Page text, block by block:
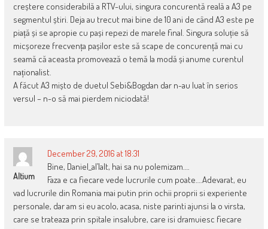
creștere considerabilă a RTV-ului, singura concurentă reală a A3 pe
segmentul știri. Deja au trecut mai bine de 10 ani de când A3 este pe
piață și se apropie cu pași repezi de marele final. Singura soluție să
micșoreze frecvența pașilor este să scape de concurență mai cu
seamă că aceasta promovează o temă la modă și anume curentul
naționalist.
A făcut A3 mișto de duetul Sebi&Bogdan dar n-au luat în serios
versul – n-o să mai pierdem niciodată!
Altium
December 29, 2016 at 18:31
Bine, Daniel_al’lalt, hai sa nu polemizam….
Faza e ca fiecare vede lucrurile cum poate….Adevarat, eu
vad lucrurile din Romania mai putin prin ochii proprii si experiente
personale, dar am si eu acolo, acasa, niste parinti ajunsi la o virsta,
care se trateaza prin spitale insalubre, care isi dramuiesc fiecare